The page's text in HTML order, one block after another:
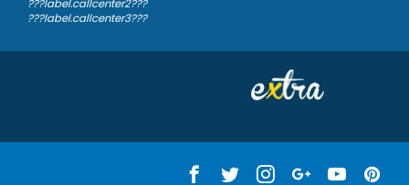
???label.callcenter2???
???label.callcenter3???